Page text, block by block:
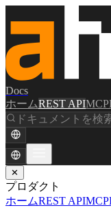
Docs
ホームREST APIMCP
ドキュメントを検
✕
プロダクト
ホームREST APIMCP